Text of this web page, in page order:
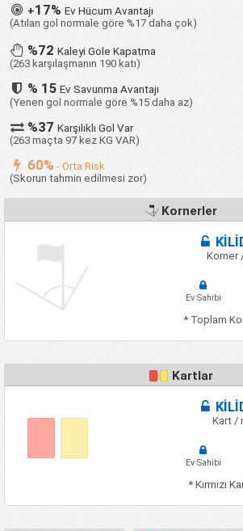
+17% Ev Hücum Avantajı
(Atılan gol normale göre %17 daha çok)
%72Kaleyi Gole Kapatma
(263 karşılaşmanın 190 katı)
% 15 Ev Savunma Avantajı
(Yenen gol normale göre %15 daha az)
%37Karşılıklı Gol Var
(263 maçta 97 kez KG VAR)
60% - Orta Risk
(Skorun tahmin edilmesi zor)
Kornerler
Korner
Ev Sahibi
* Toplam
Kartlar
Kart /
Ev Sahibi
* Kırmızı